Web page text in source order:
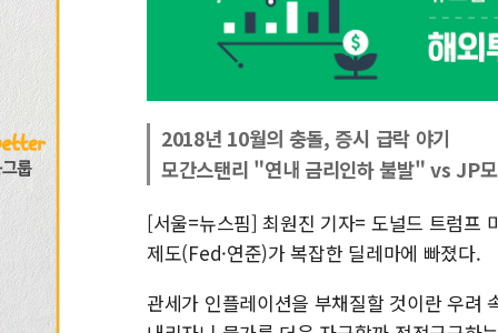
2018년 10월의 충돌, 증시 급락 야기
모간스탠리 "연내 금리인하 불발" vs JP
[서울=뉴스핌] 최원진 기자= 도널드 트럼프
제도(Fed·연준)가 복잡한 딜레마에 빠졌다.
관세가 인플레이션을 부채질할 것이란 우려